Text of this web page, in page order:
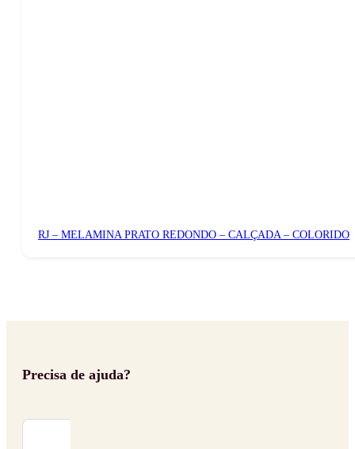
RJ – MELAMINA PRATO REDONDO – CALÇADA – COLORIDO
Precisa de ajuda?